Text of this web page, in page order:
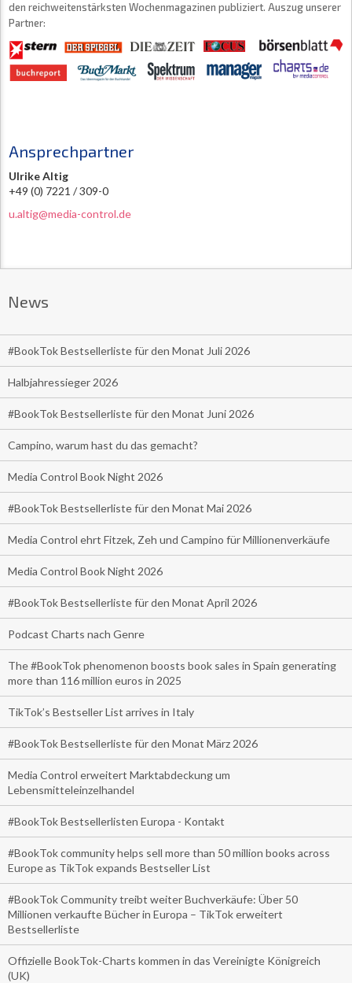
den reichweitenstärksten Wochenmagazinen publiziert. Auszug unserer
Partner:
Ansprechpartner
Ulrike Altig
+49 (0) 7221 / 309-0
u.altig@media-control.de
News
#BookTok Bestsellerliste für den Monat Juli 2026
Halbjahressieger 2026
#BookTok Bestsellerliste für den Monat Juni 2026
Campino, warum hast du das gemacht?
Media Control Book Night 2026
#BookTok Bestsellerliste für den Monat Mai 2026
Media Control ehrt Fitzek, Zeh und Campino für Millionenverkäufe
Media Control Book Night 2026
#BookTok Bestsellerliste für den Monat April 2026
Podcast Charts nach Genre
The #BookTok phenomenon boosts book sales in Spain generating
more than 116 million euros in 2025
TikTok’s Bestseller List arrives in Italy
#BookTok Bestsellerliste für den Monat März 2026
Media Control erweitert Marktabdeckung um
Lebensmitteleinzelhandel
#BookTok Bestsellerlisten Europa - Kontakt
#BookTok community helps sell more than 50 million books across
Europe as TikTok expands Bestseller List
#BookTok Community treibt weiter Buchverkäufe: Über 50
Millionen verkaufte Bücher in Europa – TikTok erweitert
Bestsellerliste
Offizielle BookTok-Charts kommen in das Vereinigte Königreich
(UK)